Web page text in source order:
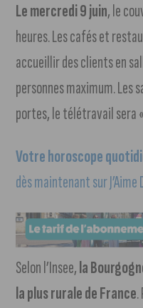
Le mercredi 9 juin, le
heures. Les cafés et
accueillir des clients en
personnes maximum.
portes, le télétravail sera
Votre horoscope
dès maintenant sur J’Aime
Selon l’Insee,la
la plus rurale de France.